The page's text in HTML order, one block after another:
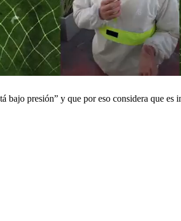
bajo presión” y que por eso considera que